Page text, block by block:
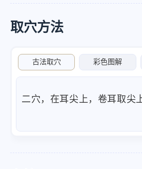
取穴方法
古法取穴 彩色图解
二穴，在耳尖上，卷耳取尖